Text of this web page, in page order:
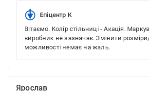
Епіцентр К
Вітаємо. Колір стільниці - Акація.
виробник не зазначає. Змінити
можливості немає на жаль.
Ярослав